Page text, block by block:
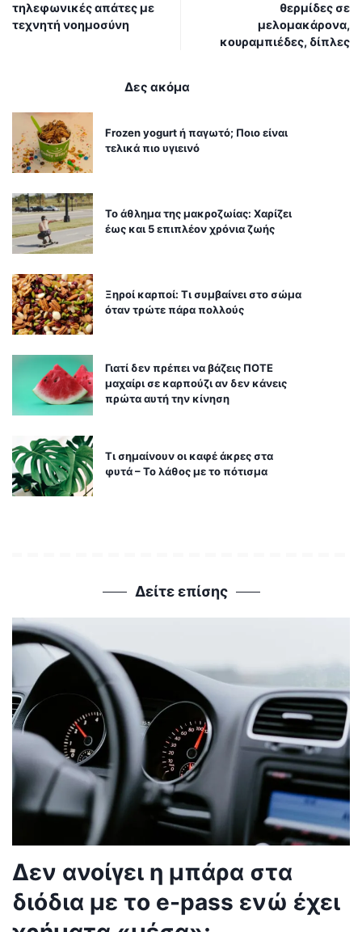
τηλεφωνικές απάτες με
τεχνητή νοημοσύνη
θερμίδες σε
μελομακάρονα,
κουραμπιέδες, δίπλες
Δες ακόμα
Frozen yogurt ή παγωτό; Ποιο είναι
τελικά πιο υγιεινό
Το άθλημα της μακροζωίας: Χαρίζει
έως και 5 επιπλέον χρόνια ζωής
Ξηροί καρποί: Τι συμβαίνει στο σώμα
όταν τρώτε πάρα πολλούς
Γιατί δεν πρέπει να βάζεις ΠΟΤΕ
μαχαίρι σε καρπούζι αν δεν κάνεις
πρώτα αυτή την κίνηση
Τι σημαίνουν οι καφέ άκρες στα
φυτά – Το λάθος με το πότισμα
Δείτε επίσης
Δεν ανοίγει η μπάρα στα
διόδια με το e-pass ενώ έχει